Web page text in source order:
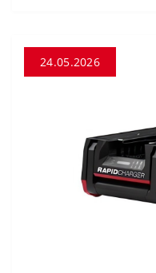
24.05.2026